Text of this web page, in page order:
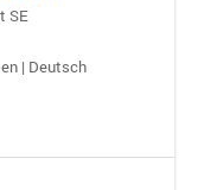
SE
| Deutsch